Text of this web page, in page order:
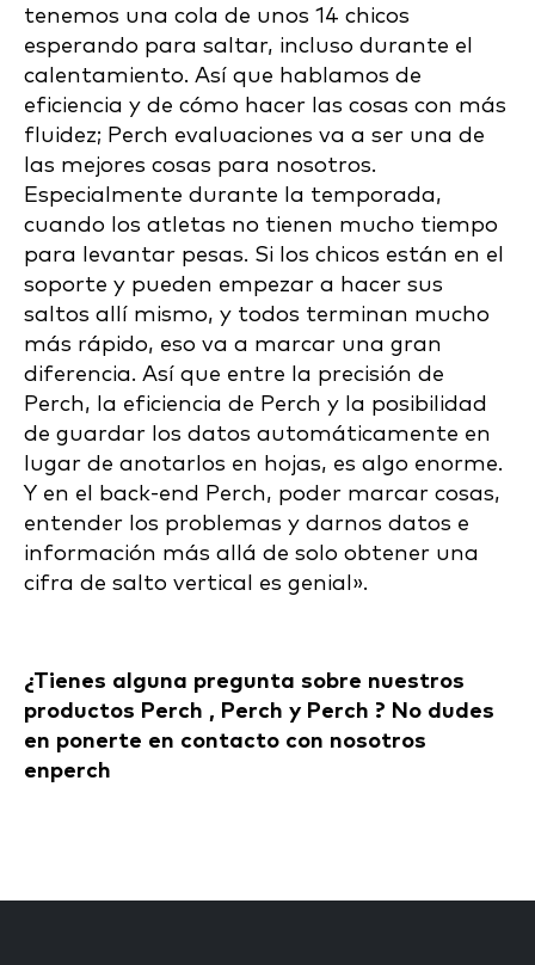
tenemos una cola de unos 14 chicos
esperando para saltar, incluso durante el
calentamiento. Así que hablamos de
eficiencia y de cómo hacer las cosas con más
fluidez; Perch evaluaciones va a ser una de
las mejores cosas para nosotros.
Especialmente durante la temporada,
cuando los atletas no tienen mucho tiempo
para levantar pesas. Si los chicos están en el
soporte y pueden empezar a hacer sus
saltos allí mismo, y todos terminan mucho
más rápido, eso va a marcar una gran
diferencia. Así que entre la precisión de
Perch, la eficiencia de Perch y la posibilidad
de guardar los datos automáticamente en
lugar de anotarlos en hojas, es algo enorme.
Y en el back-end Perch, poder marcar cosas,
entender los problemas y darnos datos e
información más allá de solo obtener una
cifra de salto vertical es genial».
¿Tienes alguna pregunta sobre nuestros
productos Perch , Perch y Perch ? No dudes
en ponerte en contacto con nosotros
enperch